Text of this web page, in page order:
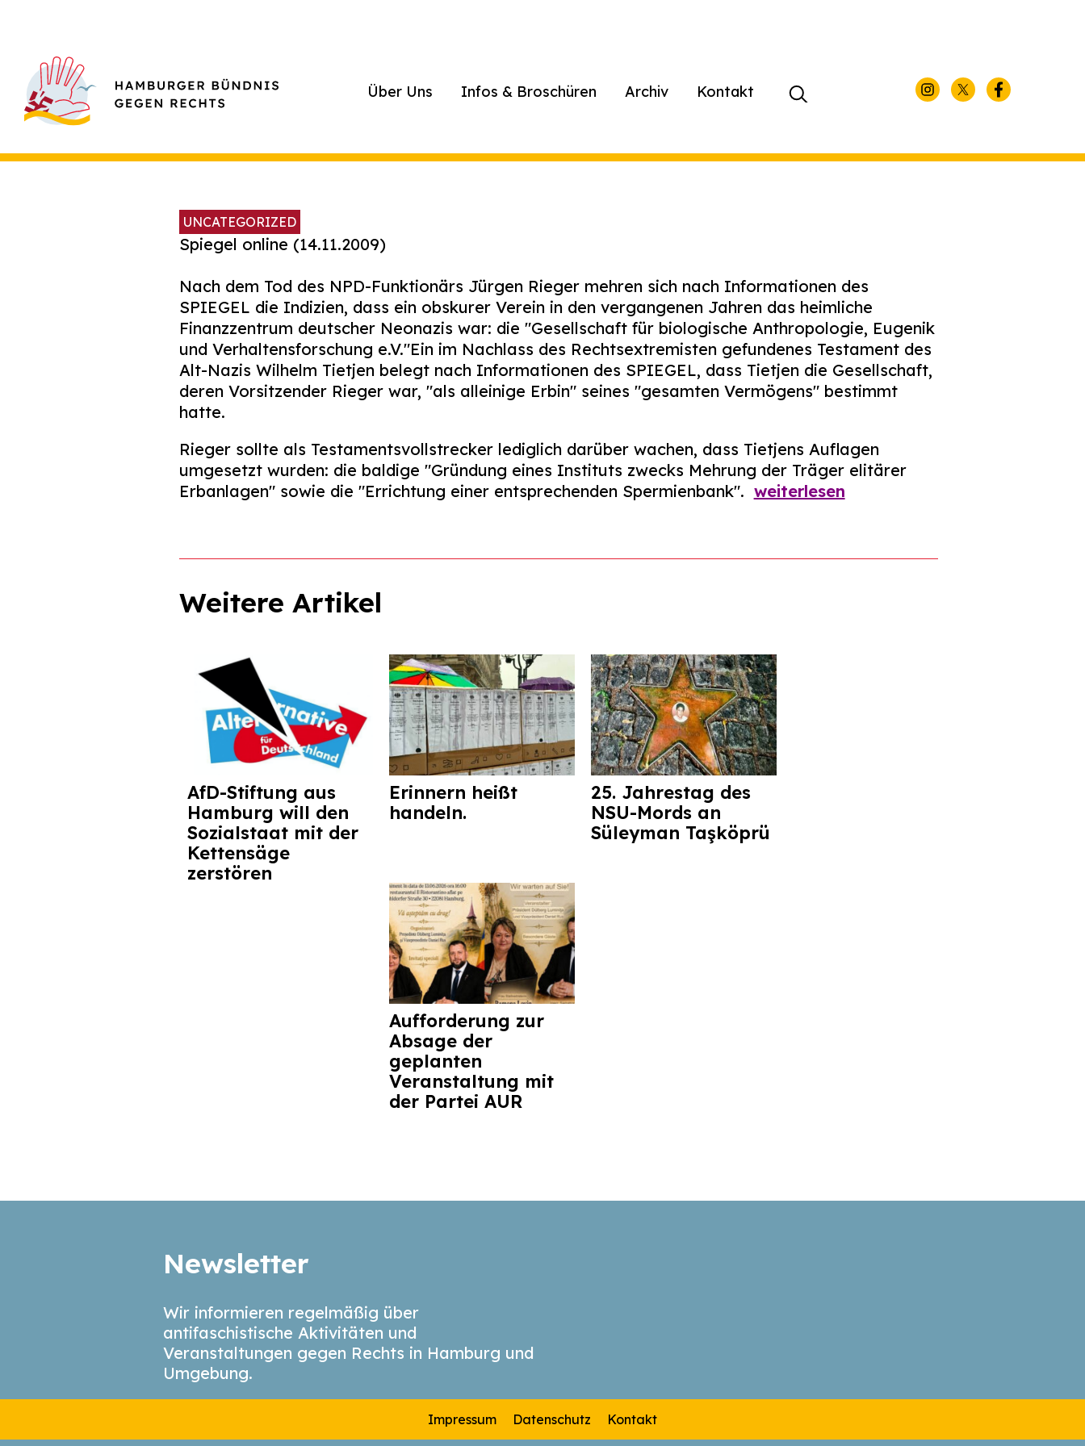
Über Uns Infos & Broschüren Archiv KontaktSuchen
UNCATEGORIZED
Spiegel online (14.11.2009)
Nach dem Tod des NPD-Funktionärs Jürgen Rieger mehren sich nach Informationen des
SPIEGEL die Indizien, dass ein obskurer Verein in den vergangenen Jahren das heimliche
Finanzzentrum deutscher Neonazis war: die "Gesellschaft für biologische Anthropologie, Eugenik
und Verhaltensforschung e.V."Ein im Nachlass des Rechtsextremisten gefundenes Testament des
Alt-Nazis Wilhelm Tietjen belegt nach Informationen des SPIEGEL, dass Tietjen die Gesellschaft,
deren Vorsitzender Rieger war, "als alleinige Erbin" seines "gesamten Vermögens" bestimmt
hatte.
Rieger sollte als Testamentsvollstrecker lediglich darüber wachen, dass Tietjens Auflagen
umgesetzt wurden: die baldige "Gründung eines Instituts zwecks Mehrung der Träger elitärer
Erbanlagen" sowie die "Errichtung einer entsprechenden Spermienbank". weiterlesen
Weitere Artikel
AfD-Stiftung aus
Hamburg will den
Sozialstaat mit der
Kettensäge
zerstören
Erinnern heißt
handeln.
25. Jahrestag des
NSU-Mords an
Süleyman Taşköprü
Aufforderung zur
Absage der
geplanten
Veranstaltung mit
der Partei AUR
Newsletter
Wir informieren regelmäßig über
antifaschistische Aktivitäten und
Veranstaltungen gegen Rechts in Hamburg und
Umgebung.
Impressum Datenschutz Kontakt